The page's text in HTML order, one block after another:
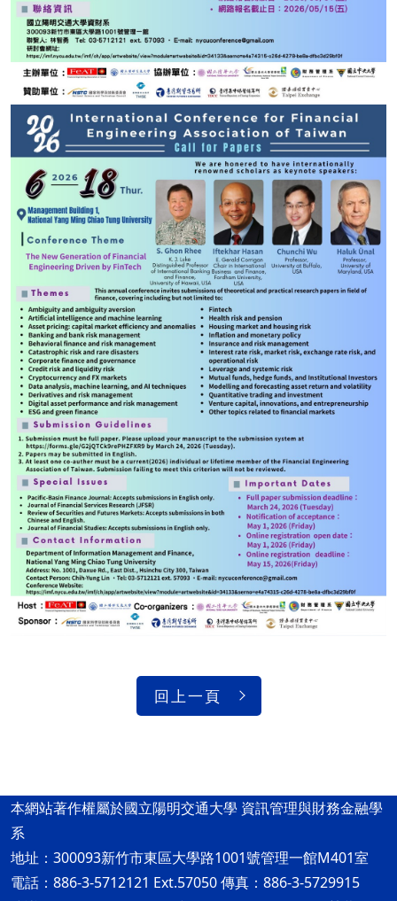
回上一頁
本網站著作權屬於國立陽明交通大學 資訊管理與財務金融學
系
地址：300093新竹市東區大學路1001號管理一館M401室
電話：886-3-5712121 Ext.57050 傳真：886-3-5729915